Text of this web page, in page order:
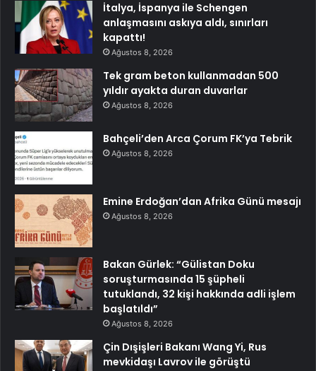
İtalya, İspanya ile Schengen
anlaşmasını askıya aldı, sınırları
kapattı!
Ağustos 8, 2026
Tek gram beton kullanmadan 500
yıldır ayakta duran duvarlar
Ağustos 8, 2026
Bahçeli’den Arca Çorum FK’ya Tebrik
Ağustos 8, 2026
Emine Erdoğan’dan Afrika Günü mesajı
Ağustos 8, 2026
Bakan Gürlek: “Gülistan Doku
soruşturmasında 15 şüpheli
tutuklandı, 32 kişi hakkında adli işlem
başlatıldı”
Ağustos 8, 2026
Çin Dışişleri Bakanı Wang Yi, Rus
mevkidaşı Lavrov ile görüştü